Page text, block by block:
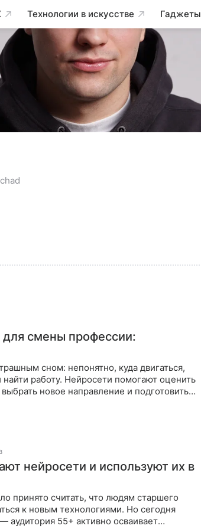
Технологии в искусстве Гаджеты
для смены профессии:
сном: непонятно, куда двигаться,
найти работу. Нейросети помогают оценить
новое направление и подготовиться
нейросети и используют их в
принято считать, что людям старшего
к новым технологиями. Но сегодня
аудитория 55+ активно осваивает